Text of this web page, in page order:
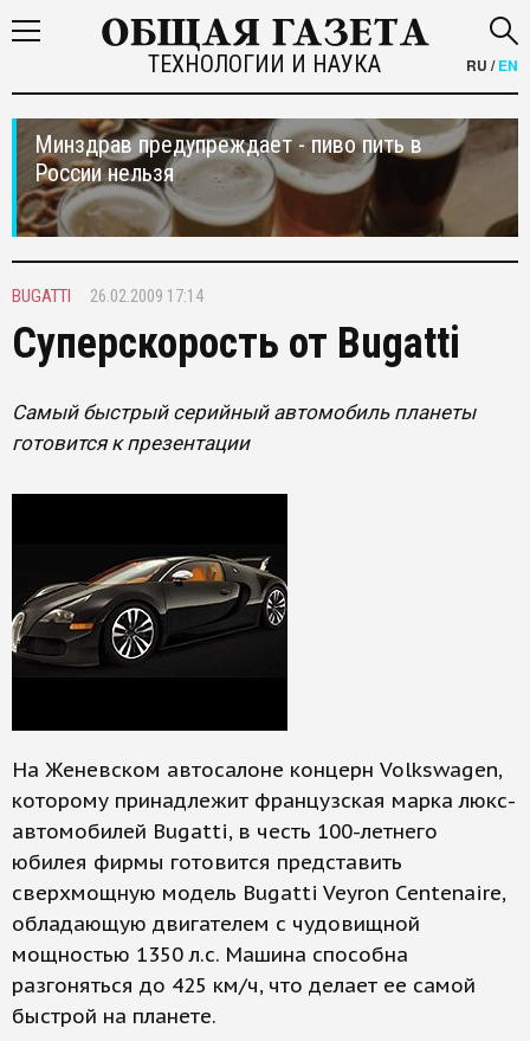
ТЕХНОЛОГИИ И НАУКА RU /EN
Минздрав предупреждает - пиво пить в
России нельзя
BUGATTI 26.02.2009 17:14
Суперскорость от Bugatti
Самый быстрый серийный автомобиль планеты
готовится к презентации
На Женевском автосалоне концерн Volkswagen,
которому принадлежит французская марка люкс-
автомобилей Bugatti, в честь 100-летнего
юбилея фирмы готовится представить
сверхмощную модель Bugatti Veyron Centenaire,
обладающую двигателем с чудовищной
мощностью 1350 л.с. Машина способна
разгоняться до 425 км/ч, что делает ее самой
быстрой на планете.